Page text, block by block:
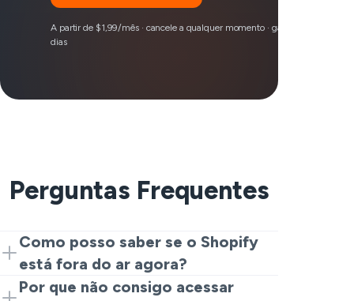
A partir de $1,99/mês · cancele a qualquer momento · garantia de
dias
Perguntas Frequentes
Como posso saber se o Shopify
está fora do ar agora?
A maneira mais fácil de verificar se o
Por que não consigo acessar